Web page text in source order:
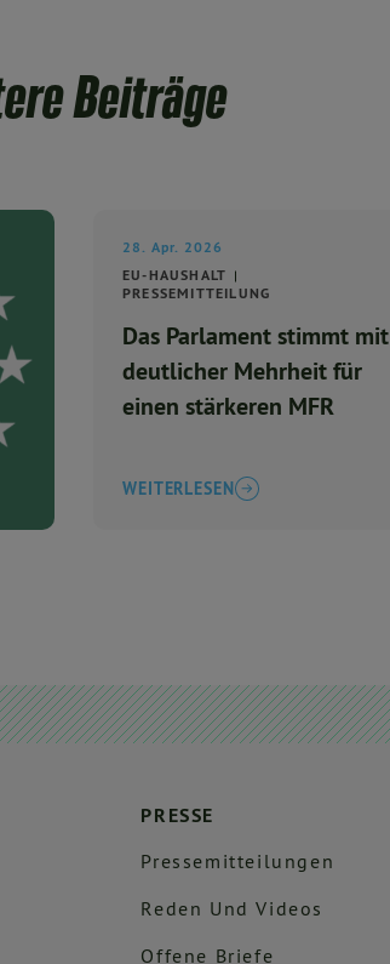
Beiträge
28. Apr. 2026
EU-HAUSHALT
PRESSEMITTEILUNG
Das Parlament stimmt mit
deutlicher Mehrheit für
einen stärkeren MFR
WEITERLESEN
PRESSE
Pressemitteilungen
Reden Und Videos
Offene Briefe